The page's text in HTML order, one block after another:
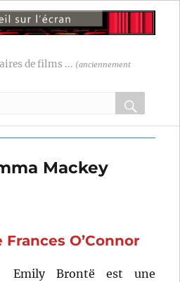
de films ... (anciennement
OK
Mackey
O’Connor
Emily Brontë est une